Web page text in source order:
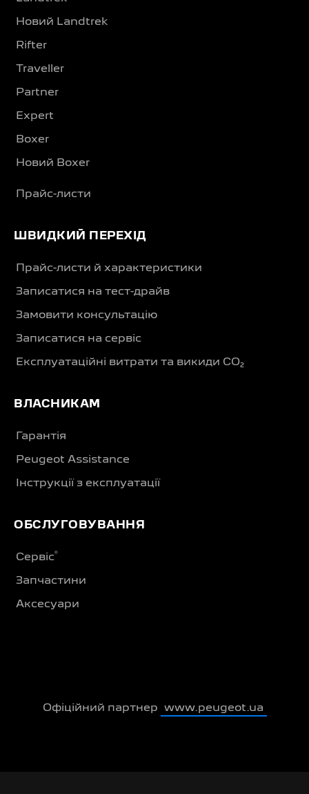
Новий Landtrek
Rifter
Traveller
Partner
Expert
Boxer
Новий Boxer
Прайс-листи
ШВИДКИЙ ПЕРЕХІД
Прайс-листи й характеристики
Записатися на тест-драйв
Замовити консультацію
Записатися на сервіс
Експлуатаційні витрати та викиди CO₂
ВЛАСНИКАМ
Гарантія
Peugeot Assistance
Інструкції з експлуатації
ОБСЛУГОВУВАННЯ
Сервіс®
Запчастини
Аксесуари
Офіційний партнер www.peugeot.ua